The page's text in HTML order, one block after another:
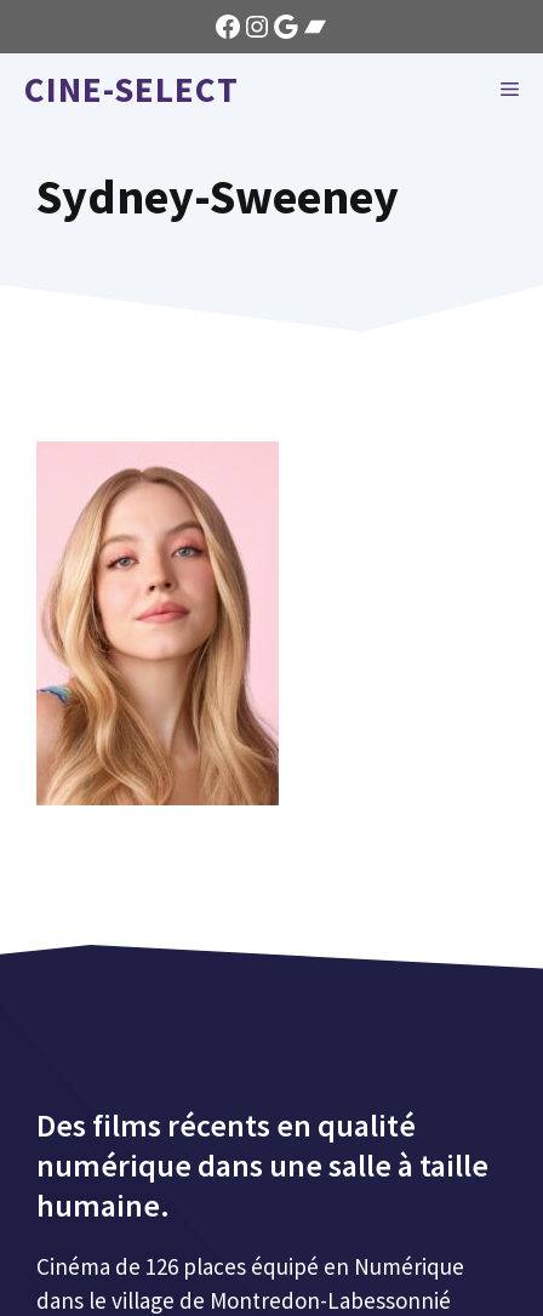
au
contenu
Facebook
Instagram
GoogleBandcamp
CINE-SELECT
Sydney-Sweeney
Des films récents en qualité
numérique dans une salle à taille
humaine.
Cinéma de 126 places équipé en Numérique
dans le village de Montredon-Labessonnié